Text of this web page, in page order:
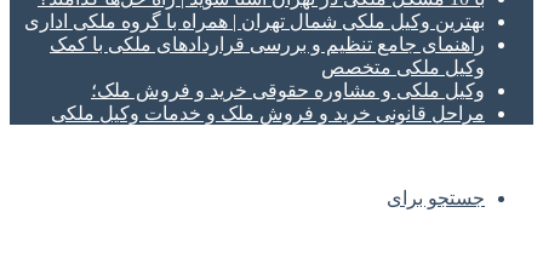
بهترین وکیل ملکی شمال تهران | همراه با گروه ملکی اداری
راهنمای جامع تنظیم و بررسی قراردادهای ملکی با کمک
وکیل ملکی متخصص
وکیل ملکی و مشاوره حقوقی خرید و فروش ملک؛
مراحل قانونی خرید و فروش ملک و خدمات وکیل ملکی
جستجو برای